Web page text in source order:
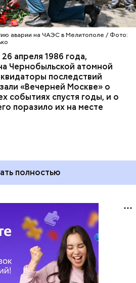
аварии на ЧАЭС в Мелитополе / Фото:
апреля 1986 года,
Чернобыльской атомной
последствий
«Вечерней Москве» о
событиях спустя годы, и о
поразило их на месте
полностью